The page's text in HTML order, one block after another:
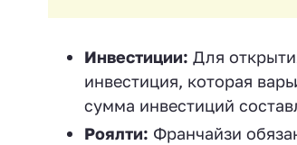
Инвестиции: Для
инвестиция, которая
сумма инвестиций
Роялти: Франчайзи